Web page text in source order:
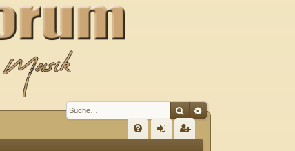
SucheErweiterte Suche
S